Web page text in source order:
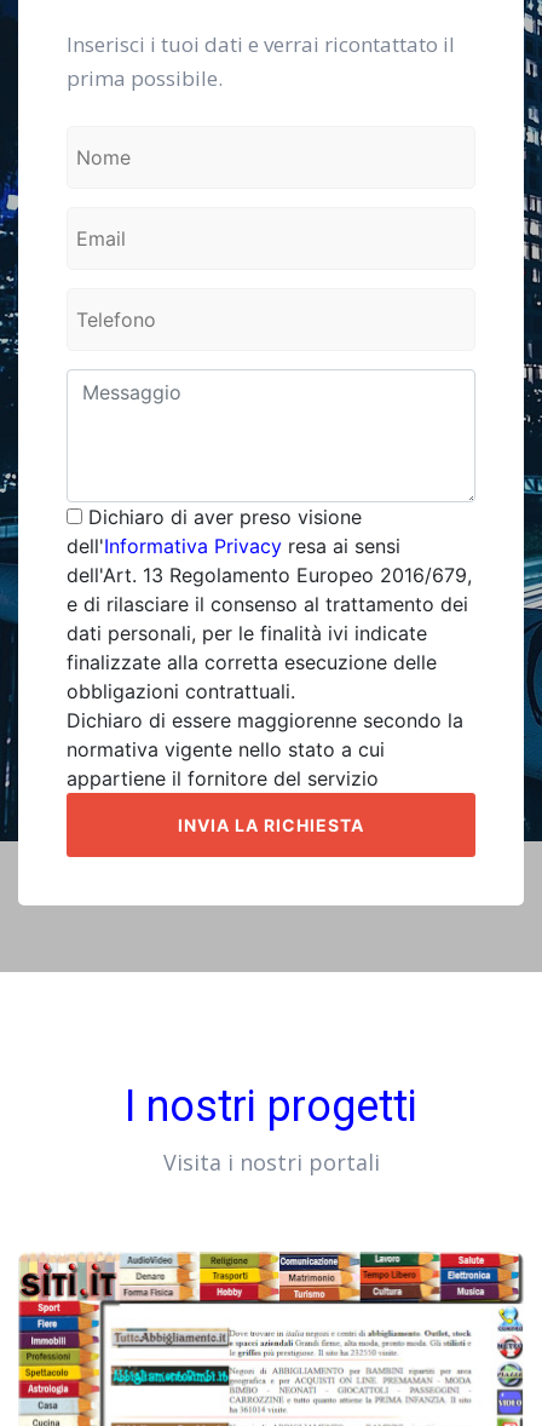
Inserisci i tuoi dati e verrai ricontattato il
prima possibile.
Dichiaro di aver preso visione
dell'Informativa Privacy resa ai sensi
dell'Art. 13 Regolamento Europeo 2016/679,
e di rilasciare il consenso al trattamento dei
dati personali, per le finalità ivi indicate
finalizzate alla corretta esecuzione delle
obbligazioni contrattuali.
Dichiaro di essere maggiorenne secondo la
normativa vigente nello stato a cui
appartiene il fornitore del servizio
I nostri progetti
Visita i nostri portali